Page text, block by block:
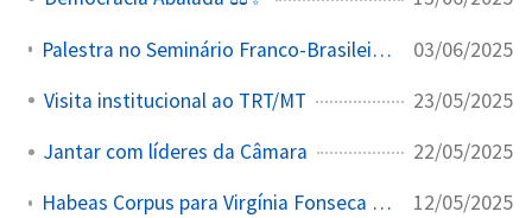
Palestra no Seminário Franco-Brasileiro de Rádio e Televisão 03/06/2025
Visita institucional ao TRT/MT 23/05/2025
Jantar com líderes da Câmara 22/05/2025
Habeas Corpus para Virgínia Fonseca Ficar em Silêncio na CPI das Bets 12/05/2025